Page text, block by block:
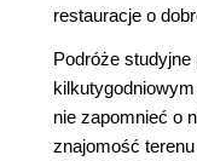
restauracje o
Podróże
nie zapomnieć o
znajomość